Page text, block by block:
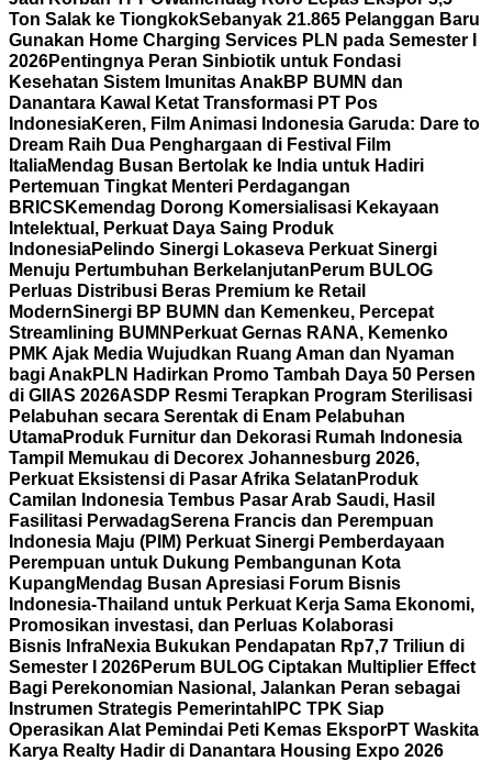
Ton Salak ke TiongkokSebanyak 21.865 Pelanggan Baru
Gunakan Home Charging Services PLN pada Semester I
2026Pentingnya Peran Sinbiotik untuk Fondasi
Kesehatan Sistem Imunitas AnakBP BUMN dan
Danantara Kawal Ketat Transformasi PT Pos
IndonesiaKeren, Film Animasi Indonesia Garuda: Dare to
Dream Raih Dua Penghargaan di Festival Film
ItaliaMendag Busan Bertolak ke India untuk Hadiri
Pertemuan Tingkat Menteri Perdagangan
BRICS Kemendag Dorong Komersialisasi Kekayaan
Intelektual, Perkuat Daya Saing Produk
IndonesiaPelindo Sinergi Lokaseva Perkuat Sinergi
Menuju Pertumbuhan Berkelanjutan Perum BULOG
Perluas Distribusi Beras Premium ke Retail
ModernSinergi BP BUMN dan Kemenkeu, Percepat
Streamlining BUMN Perkuat Gernas RANA, Kemenko
PMK Ajak Media Wujudkan Ruang Aman dan Nyaman
bagi AnakPLN Hadirkan Promo Tambah Daya 50 Persen
di GIIAS 2026ASDP Resmi Terapkan Program Sterilisasi
Pelabuhan secara Serentak di Enam Pelabuhan
UtamaProduk Furnitur dan Dekorasi Rumah Indonesia
Tampil Memukau di Decorex Johannesburg 2026,
Perkuat Eksistensi di Pasar Afrika Selatan Produk
Camilan Indonesia Tembus Pasar Arab Saudi, Hasil
Fasilitasi PerwadagSerena Francis dan Perempuan
Indonesia Maju (PIM) Perkuat Sinergi Pemberdayaan
Perempuan untuk Dukung Pembangunan Kota
Kupang Mendag Busan Apresiasi Forum Bisnis
Indonesia-Thailand untuk Perkuat Kerja Sama Ekonomi,
Promosikan investasi, dan Perluas Kolaborasi
Bisnis InfraNexia Bukukan Pendapatan Rp7,7 Triliun di
Semester I 2026Perum BULOG Ciptakan Multiplier Effect
Bagi Perekonomian Nasional, Jalankan Peran sebagai
Instrumen Strategis Pemerintah IPC TPK Siap
Operasikan Alat Pemindai Peti Kemas EksporPT Waskita
Karya Realty Hadir di Danantara Housing Expo 2026